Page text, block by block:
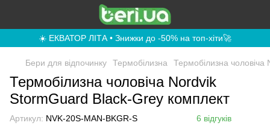
☀️ ЕКВАТОР ЛІТА • Знижки до -50% на топ-хіти🚀
Бери для відпочинку Термобілизна Термобілизна
Термобілизна чоловіча Nordvik
StormGuard Black-Grey комплект
Артикул: NVK-20S-MAN-BKGR-S 6 відгуків